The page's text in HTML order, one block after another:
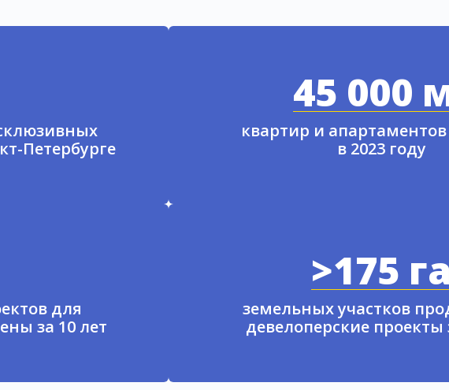
Петербурге
45 000
квартир и
в 2023 году
для
за 10 лет
>175 га
земельных участков
девелоперские проекты